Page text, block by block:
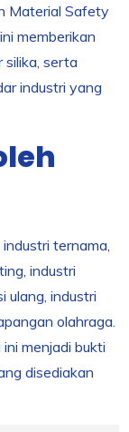
Material Safety
memberikan
silika, serta
industri yang
ternama,
industri
ulang, industri
olahraga.
menjadi bukti
disediakan